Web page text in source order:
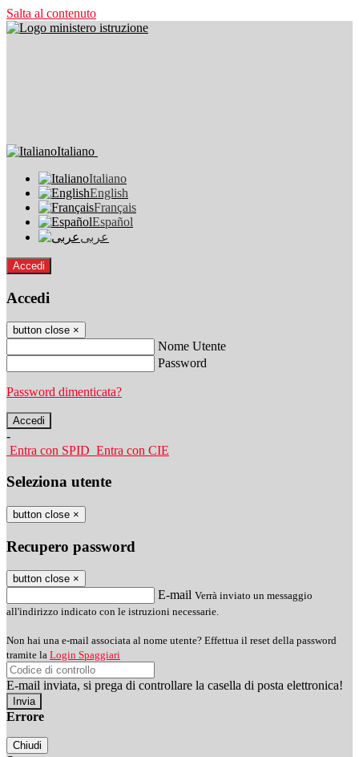
Salta al contenuto
Italiano
Italiano
English
Français
Español
عربى
Accedi
Accedi
button close ×
Nome Utente
Password
Password dimenticata?
-
Entra con SPID Entra con CIE
Seleziona utente
button close ×
Recupero password
button close ×
E-mail Verrà inviato un messaggio
all'indirizzo indicato con le istruzioni necessarie.
Non hai una e-mail associata al nome utente? Effettua il reset della password
tramite la Login Spaggiari
E-mail inviata, si prega di controllare la casella di posta elettronica!
Errore
Chiudi